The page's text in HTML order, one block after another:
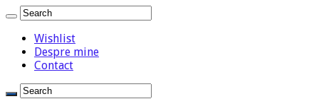
Wishlist
Despre mine
Contact